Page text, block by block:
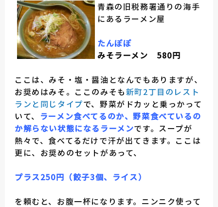
青森の旧税務署通りの海手
にあるラーメン屋
たんぽぽ
みそラーメン 580円
ここは、みそ・塩・醤油となんでもありますが、
お奨めはみそ。ここのみそも新町2丁目のレスト
ランと同じタイプで、野菜がドカッと乗っかって
いて、 ラーメン食べてるのか、野菜食べているの
か解らない状態になるラーメンです。スープが
熱々で、食べてるだけで汗が出てきます。ここは
更に、お奨めのセットがあって、
プラス250円（餃子3個、ライス）
を頼むと、お腹一杯になります。ニンニク使って